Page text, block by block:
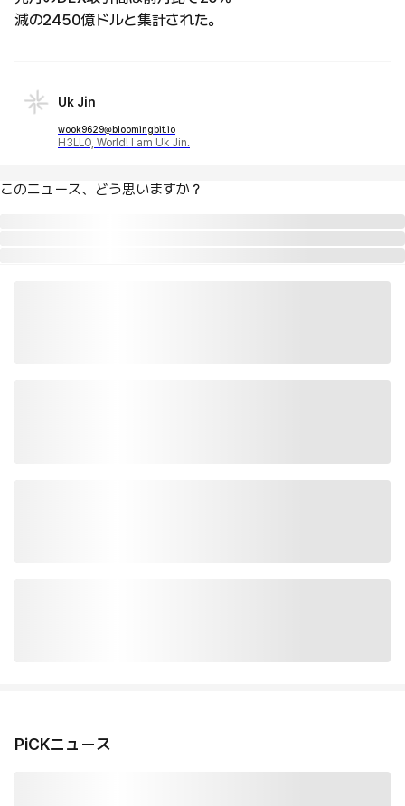
減の2450億ドルと集計された。
Uk Jin
wook9629@bloomingbit.io
H3LLO, World! I am Uk Jin.
このニュース、どう思いますか？
PiCKニュース